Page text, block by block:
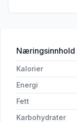
Næringsinnhold
Kalorier
Energi
Fett
Karbohydrater